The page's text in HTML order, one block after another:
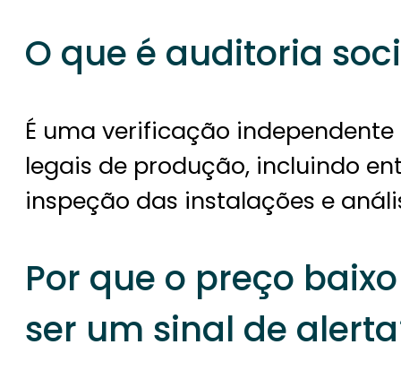
O que é auditoria
É uma verificação
legais de produção, incluindo
inspeção das instalações e
Por que o preço
ser um sinal de